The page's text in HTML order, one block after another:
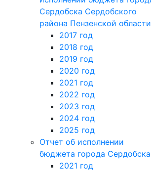
и 2028 годов
Об утверждении ОТЧЕТА об
исполнении бюджета города
Сердобска Сердобского
района Пензенской области
2017 год
2018 год
2019 год
2020 год
2021 год
2022 год
2023 год
2024 год
2025 год